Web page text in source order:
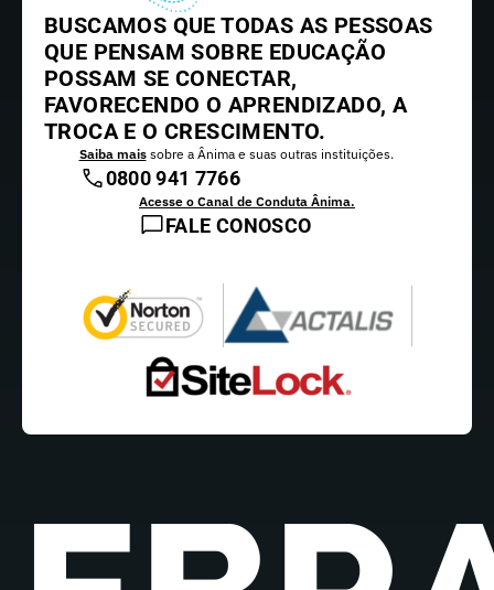
BUSCAMOS QUE TODAS AS PESSOAS
QUE PENSAM SOBRE EDUCAÇÃO
POSSAM SE CONECTAR,
FAVORECENDO O APRENDIZADO, A
TROCA E O CRESCIMENTO.
Saiba maissobre a Ânima e suas outras instituições.
0800 941 7766
Acesse o Canal de Conduta Ânima.
FALE CONOSCO